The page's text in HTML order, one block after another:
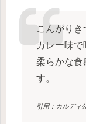
こんがりき
カレー味で
柔らかな食
す。
引用：カルディ